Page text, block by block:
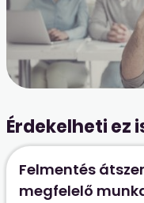
Érdekelheti ez
Felmentés
megfelelő